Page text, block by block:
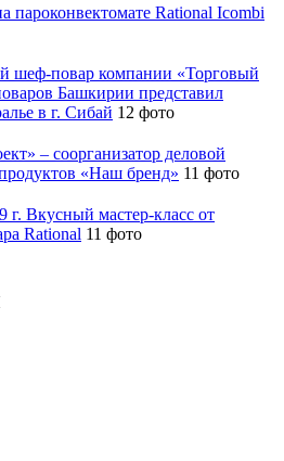
пароконвектомате Rational Icombi
шеф-повар компании «Торговый
Башкирии представил
в г. Сибай 12 фото
– соорганизатор деловой
«Наш бренд» 11 фото
г. Вкусный мастер-класс от
Rational 11 фото